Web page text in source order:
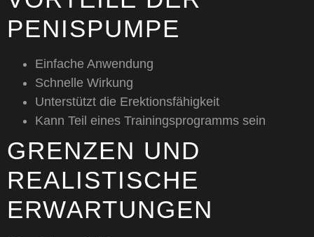
PENISPUMPE
Einfache Anwendung
Schnelle Wirkung
Unterstützt die Erektionsfähigkeit
Kann Teil eines Trainingsprogramms sein
GRENZEN UND
REALISTISCHE
ERWARTUNGEN